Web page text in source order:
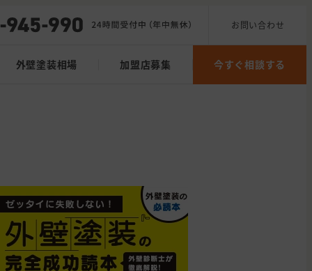
お問い合わせ
外壁塗装相場 加盟店募集 今すぐ相談する